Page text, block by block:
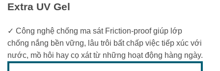
Extra UV Gel
✓ Công nghệ chống ma sát Friction-proof giúp lớp
chống nắng bền vững, lâu trôi bất chấp việc tiếp xúc với
nước, mồ hôi hay cọ xát từ những hoạt động hàng ngày.